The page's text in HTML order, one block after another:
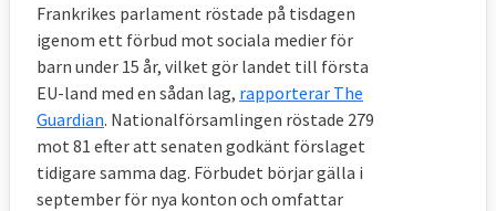
Frankrikes parlament röstade på tisdagen
igenom ett förbud mot sociala medier för
barn under 15 år, vilket gör landet till första
EU-land med en sådan lag, rapporterar The
Guardian. Nationalförsamlingen röstade 279
mot 81 efter att senaten godkänt förslaget
tidigare samma dag. Förbudet börjar gälla i
september för nya konton och omfattar